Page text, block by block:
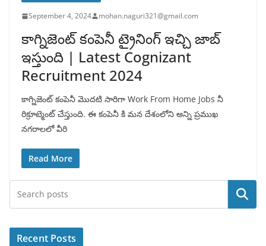
September 4, 2024 mohan.naguri321@gmail.com
కాగ్నిజెంట్ కంపెనీ ట్రైనింగ్ ఇచ్చి జాబ్
ఇస్తుంది | Latest Cognizant
Recruitment 2024
కాగ్నిజెంట్ కంపెనీ మొదటి సారిగా Work From Home Jobs నీ
రిక్రూట్మెంట్ చేస్తుంది. ఈ కంపెనీ కి మన దేశంలోని అన్ని ప్రముఖ
నగరాలలో వీరి
Read More
Search
Recent Posts